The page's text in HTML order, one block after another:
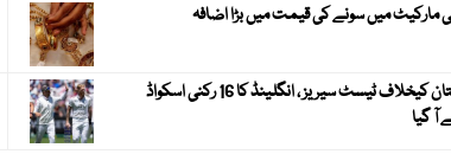
مارکیٹ میں سونے کی قیمت میں بڑا اضافہ
پاکستان کیخلاف ٹیسٹ سیریز ، انگلینڈ کا 16 رکنی اسکواڈ
آ گیا